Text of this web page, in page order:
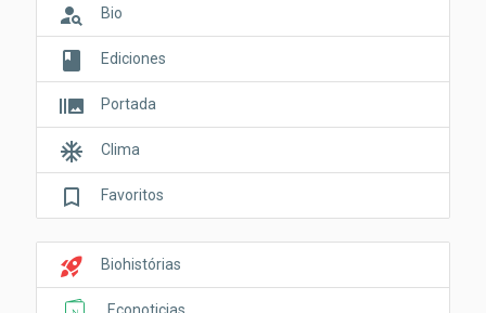
person_search Bio
book Ediciones
burst_mode Portada
ac_unit Clima
bookmark_border Favoritos
rocket_launch Biohistórias
Econoticias